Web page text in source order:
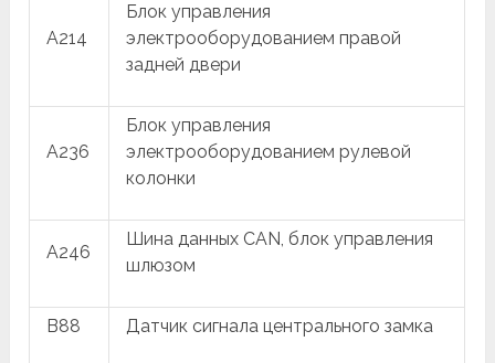
A214
Блок управления
электрооборудованием правой
задней двери
A236
Блок управления
электрооборудованием рулевой
колонки
A246
Шина данных CAN, блок управления
шлюзом
B88 Датчик сигнала центрального замка